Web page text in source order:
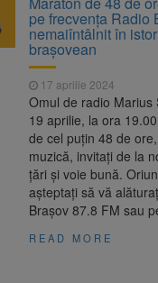
AUR a lansat platforma
urmărirea inițiativei de
Nicușor Dan
Înalta Curte analizează
Georgescu și Horațiu
dacă începe procesul
Strategia națională pentru
2030, adoptată de
la promulgare
pe frecvența Radio
nemaiîntâlnit în
braşovean
17 aprilie 2024
Omul de radio Marius
19 aprilie, la ora
de cel puțin 48 de
muzică, invitați de la
țări și voie bună.
așteptați să vă
Brașov 87.8 FM sau
READ MORE